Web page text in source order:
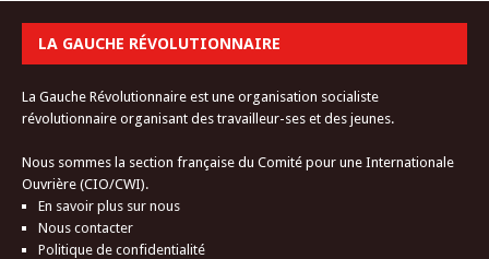
LA GAUCHE RÉVOLUTIONNAIRE
La Gauche Révolutionnaire est une organisation socialiste
révolutionnaire organisant des travailleur-ses et des jeunes.
Nous sommes la section française du Comité pour une Internationale
Ouvrière (CIO/CWI).
En savoir plus sur nous
Nous contacter
Politique de confidentialité